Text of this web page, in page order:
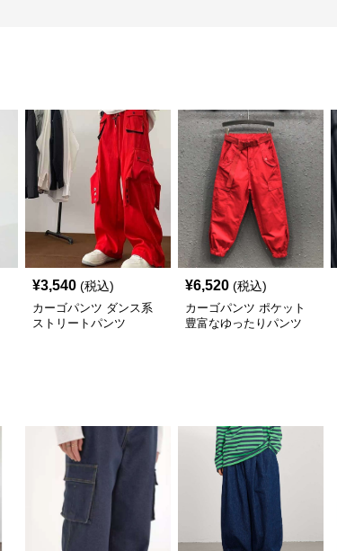
¥3,540 (税込)
カーゴパンツ ダンス系
ストリートパンツ
¥6,520 (税込)
カーゴパンツ ポケット
豊富なゆったりパンツ